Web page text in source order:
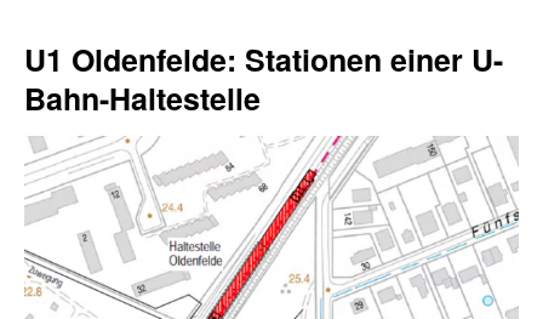
U1 Oldenfelde: Stationen einer U-
Bahn-Haltestelle